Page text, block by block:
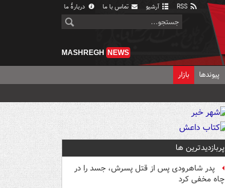
آرشیو تماس با ما دربارهٔ ما
MASHREGH NEWS
پیوندها بازار
پربازدیدترین ها
پدر شاهرودی پس از قتل پسرش، جسد را در
چاه مخفی کرد